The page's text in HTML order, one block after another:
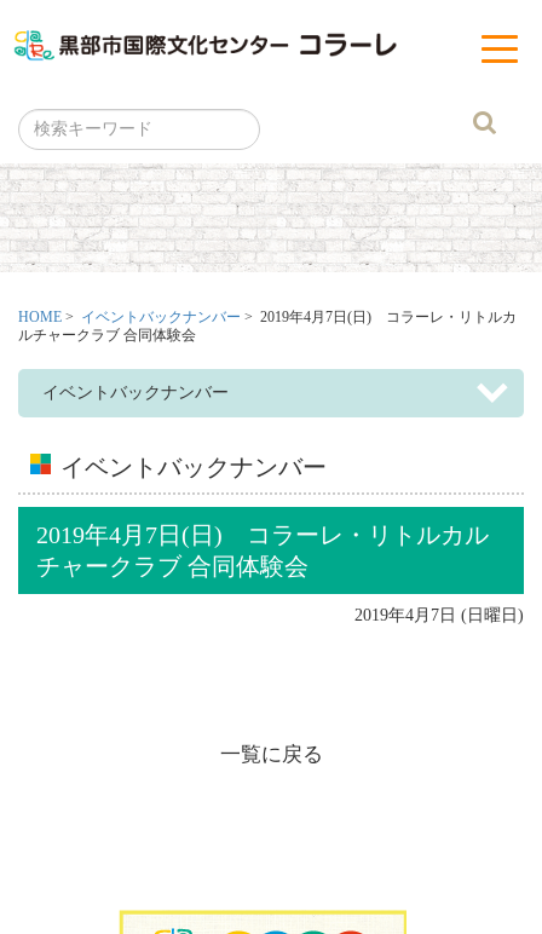
黒部
t
o
v
i
g
a
t
i
o
HOME > イベントバックナンバー > 2019年4月7日(日) コラーレ・リトルカ
ルチャークラブ 合同体験会
イベントバックナンバー
イベントバックナンバー
2019年4月7日(日) コラーレ・リトルカル
チャークラブ 合同体験会
2019年4月7日 (日曜日)
一覧に戻る